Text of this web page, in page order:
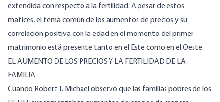
extendida con respecto a la fertilidad. A pesar de estos
matices, el tema común de los aumentos de precios y su
correlación positiva con la edad en el momento del primer
matrimonio está presente tanto en el Este como en el Oeste.
EL AUMENTO DE LOS PRECIOS Y LA FERTILIDAD DE LA
FAMILIA
Cuando Robert T. Michael observó que las familias pobres de los